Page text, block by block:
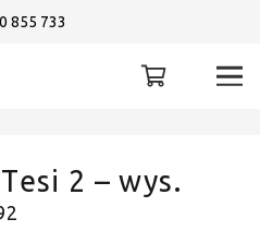
855 733
2 – wys.